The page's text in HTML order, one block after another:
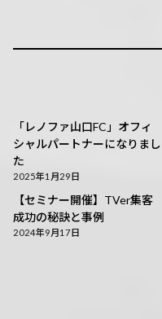
「レノファ山口FC」オフィ
シャルパートナーになりまし
た
2025年1月29日
【セミナー開催】TVer集客
成功の秘訣と事例
2024年9月17日